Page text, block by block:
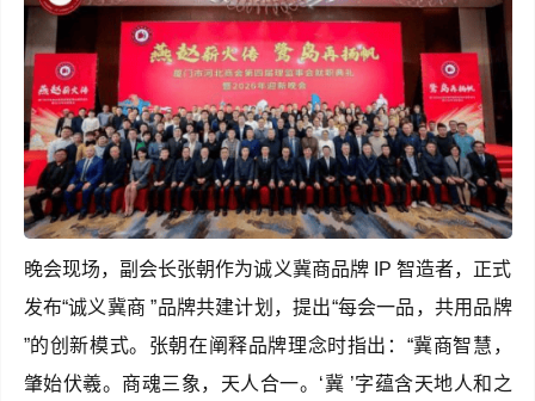
晚会现场，副会长张朝作为诚义冀商品牌 IP 智造者，正式
发布“诚义冀商 ”品牌共建计划，提出“每会一品，共用品牌
”的创新模式。张朝在阐释品牌理念时指出：“冀商智慧，
肇始伏羲。商魂三象，天人合一。‘冀 ’字蕴含天地人和之